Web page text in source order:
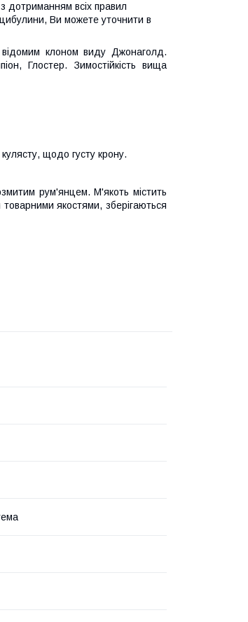
дотриманням всіх правил
Ви можете уточнити в
клоном виду Джонаголд.
Глостер. Зимостійкість вища
щодо густу крону.
рум'янцем. М'якоть містить
якостями, зберігаються